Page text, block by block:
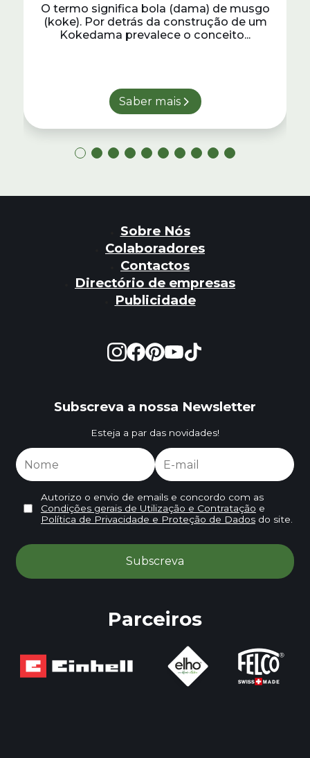
O termo significa bola (dama) de musgo
(koke). Por detrás da construção de um
Kokedama prevalece o conceito...
Saber mais
Sobre Nós
Colaboradores
Contactos
Directório de empresas
Publicidade
Subscreva a nossa Newsletter
Esteja a par das novidades!
Autorizo o envio de emails e concordo com as
Condições gerais de Utilização e Contratação e
Política de Privacidade e Proteção de Dadosdo site.
Parceiros